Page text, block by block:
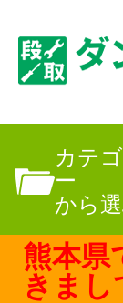
カテ
ー
から
熊本県
きまし